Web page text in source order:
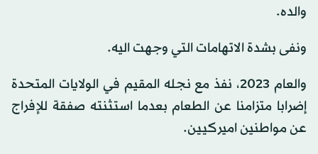
والده.
ونفى بشدة الاتهامات التي وجهت اليه.
والعام 2023، نفذ مع نجله المقيم في الولايات المتحدة
إضرابا متزامنا عن الطعام بعدما استثنته صفقة للإفراج
عن مواطنين اميركيين.